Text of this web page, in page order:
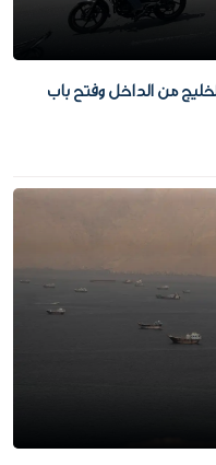
من الداخل وفتح باب